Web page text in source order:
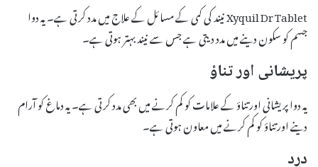
Xyquil Dr Tablet نیند کی کمی کے مسائل کے علاج میں مدد کرتی ہے۔ یہ دوا
جسم کو سکون دینے میں مدد دیتی ہے جس سے نیند بہتر ہوتی ہے۔
پریشانی اور تناؤ
یہ دوا پریشانی اور تناؤ کے علامات کو کم کرنے میں بھی مدد کرتی ہے۔ یہ دماغ کو آرام
دینے اور تناؤ کو کم کرنے میں معاون ہوتی ہے۔
درد